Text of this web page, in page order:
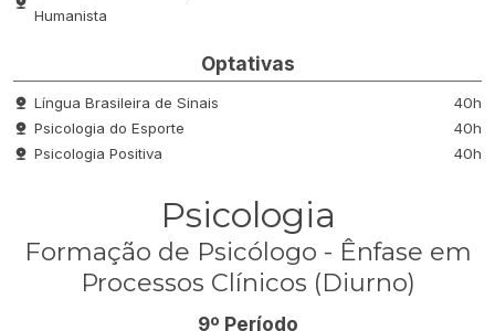
Humanista
Optativas
Língua Brasileira de Sinais
40h
Psicologia do Esporte
40h
Psicologia Positiva
40h
Psicologia
Formação de Psicólogo - Ênfase em
Processos Clínicos (Diurno)
9º Período